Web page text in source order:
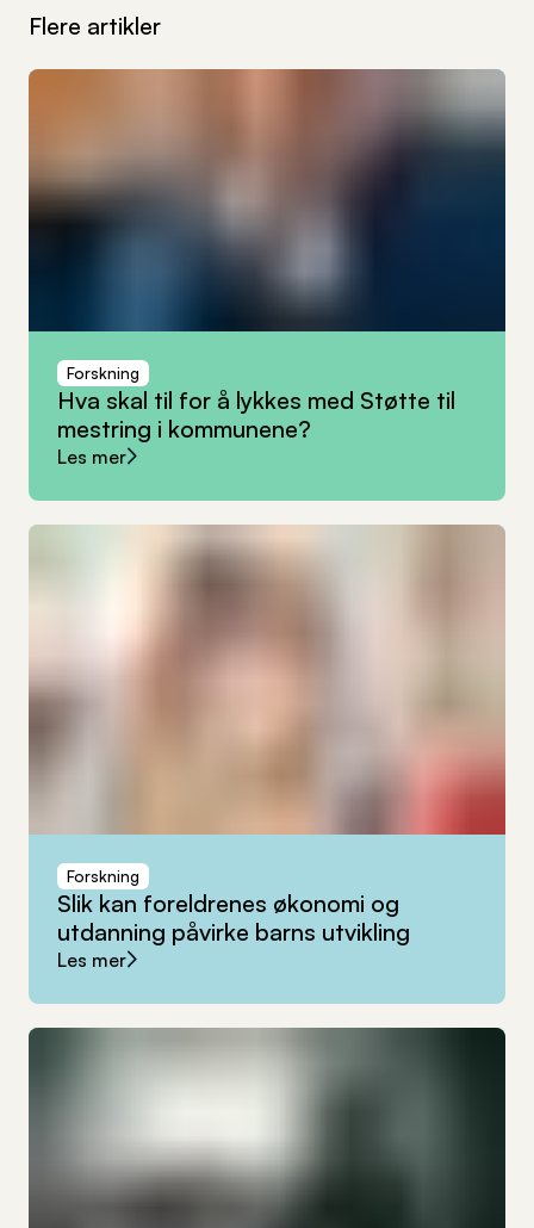
Flere artikler
Forskning
Hva skal til for å lykkes med Støtte til
mestring i kommunene?
Les mer
Forskning
Slik kan foreldrenes økonomi og
utdanning påvirke barns utvikling
Les mer